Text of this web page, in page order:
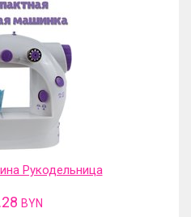
Рукодельница
BYN